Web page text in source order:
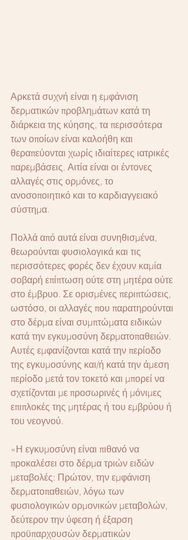
Αρκετά συχνή είναι η εμφάνιση
δερματικών προβλημάτων κατά τη
διάρκεια της κύησης, τα περισσότερα
των οποίων είναι καλοήθη και
θεραπεύονται χωρίς ιδιαίτερες ιατρικές
παρεμβάσεις. Αιτία είναι οι έντονες
αλλαγές στις ορμόνες, το
ανοσοποιητικό και το καρδιαγγειακό
σύστημα.
Πολλά από αυτά είναι συνηθισμένα,
θεωρούνται φυσιολογικά και τις
περισσότερες φορές δεν έχουν καμία
σοβαρή επίπτωση ούτε στη μητέρα ούτε
στο έμβρυο. Σε ορισμένες περιπτώσεις,
ωστόσο, οι αλλαγές που παρατηρούνται
στο δέρμα είναι συμπτώματα ειδικών
κατά την εγκυμοσύνη δερματοπαθειών.
Αυτές εμφανίζονται κατά την περίοδο
της εγκυμοσύνης και/ή κατά την άμεση
περίοδο μετά τον τοκετό και μπορεί να
σχετίζονται με προσωρινές ή μόνιμες
επιπλοκές της μητέρας ή του εμβρύου ή
του νεογνού.
«Η εγκυμοσύνη είναι πιθανό να
προκαλέσει στο δέρμα τριών ειδών
μεταβολές: Πρώτον, την εμφάνιση
δερματοπαθειών, λόγω των
φυσιολογικών ορμονικών μεταβολών,
δεύτερον την ύφεση ή έξαρση
προϋπαρχουσών δερματικών